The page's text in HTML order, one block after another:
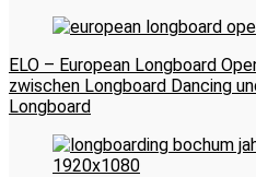
ELO – European Longboard
zwischen Longboard Dancing
Longboard